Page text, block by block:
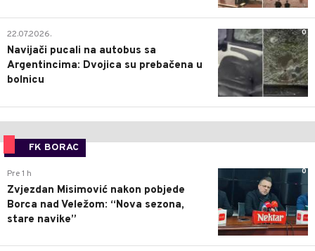
0
22.07.2026.
Navijači pucali na autobus sa
Argentincima: Dvojica su prebačena u
bolnicu
FK BORAC
0
Pre 1 h
Zvjezdan Misimović nakon pobjede
Borca nad Veležom: “Nova sezona,
stare navike”